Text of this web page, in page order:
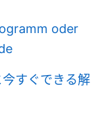
oder
すぐできる解